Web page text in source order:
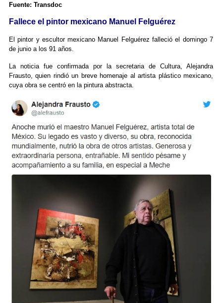
Fuente: Transdoc
Fallece el pintor mexicano Manuel Felguérez
El pintor y escultor mexicano Manuel Felguérez falleció el domingo 7
de junio a los 91 años.
La noticia fue confirmada por la secretaria de Cultura, Alejandra
Frausto, quien rindió un breve homenaje al artista plástico mexicano,
cuya obra se centró en la pintura abstracta.